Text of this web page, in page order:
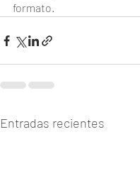
formato.
Entradas recientes